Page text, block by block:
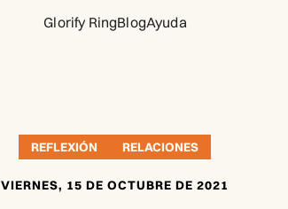
Glorify RingBlogAyuda
REFLEXIÓN RELACIONES
VIERNES, 15 DE OCTUBRE DE 2021